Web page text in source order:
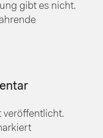
gibt es nicht.
veröffentlicht.